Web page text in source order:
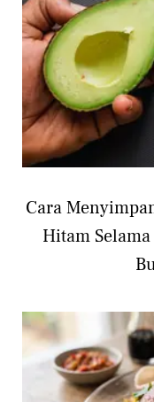
Cara
Hitam